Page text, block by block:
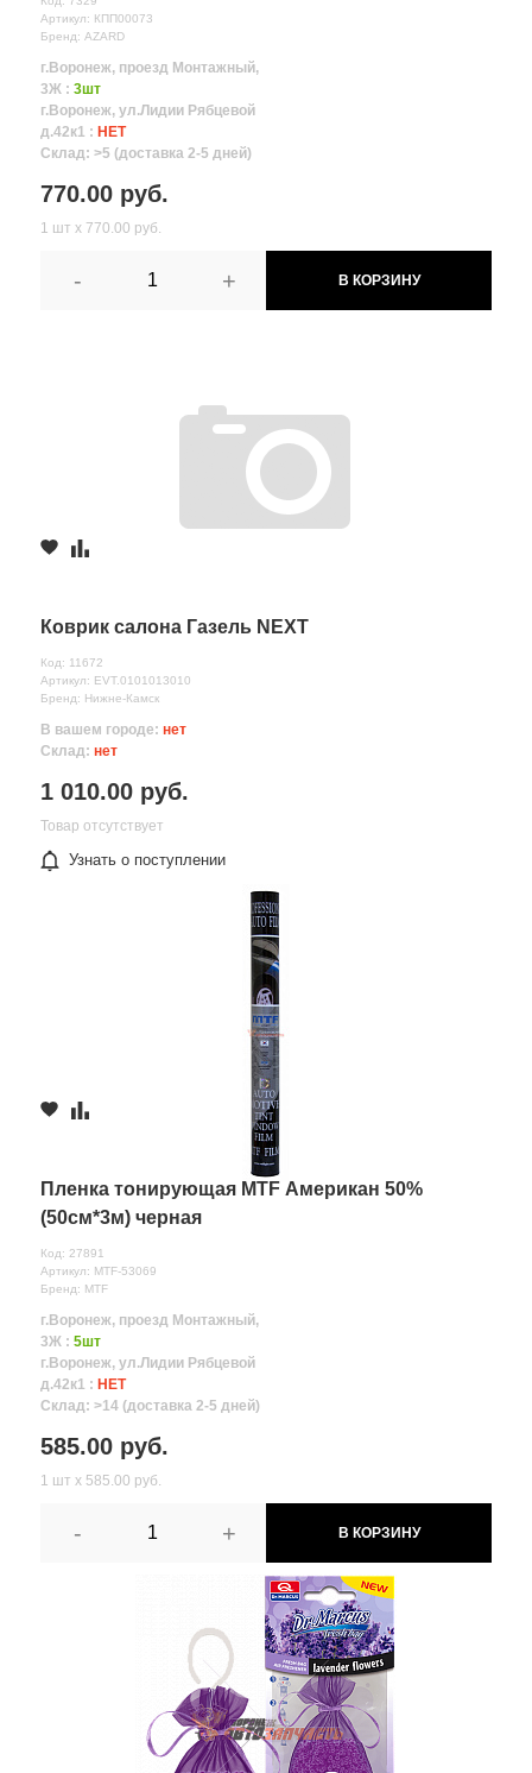
Артикул: КПП00073
Бренд: AZARD
г.Воронеж, проезд Монтажный,
3Ж : 3шт
г.Воронеж, ул.Лидии Рябцевой
д.42к1 : НЕТ
Склад: >5 (доставка 2-5 дней)
770.00 руб.
1 шт х 770.00 руб.
- + В КОРЗИНУ
Коврик салона Газель NEXT
Код: 11672
Артикул: EVT.0101013010
Бренд: Нижне-Камск
В вашем городе: нет
Склад: нет
1 010.00 руб.
Товар отсутствует
Узнать о поступлении
Пленка тонирующая MTF Американ 50%
(50см*3м) черная
Код: 27891
Артикул: MTF-53069
Бренд: MTF
г.Воронеж, проезд Монтажный,
3Ж : 5шт
г.Воронеж, ул.Лидии Рябцевой
д.42к1 : НЕТ
Склад: >14 (доставка 2-5 дней)
585.00 руб.
1 шт х 585.00 руб.
- + В КОРЗИНУ